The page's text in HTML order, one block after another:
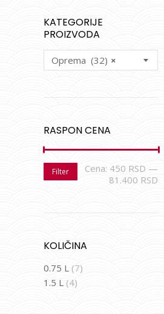
KATEGORIJE
PROIZVODA
×
Oprema (32)
RASPON CENA
Filter Cena: 450 RSD —
81.400 RSD
KOLIČINA
0.75 L (7)
1.5 L (4)